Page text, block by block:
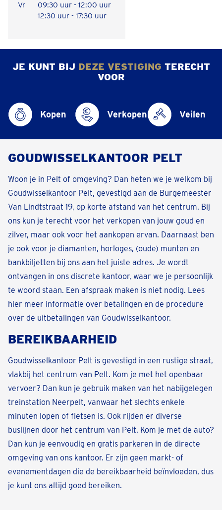
Vr
09:30 uur - 12:00 uur
12:30 uur - 17:30 uur
JE KUNT BIJ DEZE VESTIGING TERECHT
VOOR
Kopen Verkopen Veilen
GOUDWISSELKANTOOR PELT
Woon je in Pelt of omgeving? Dan heten we je welkom bij
Goudwisselkantoor Pelt, gevestigd aan de Burgemeester
Van Lindtstraat 19, op korte afstand van het centrum. Bij
ons kun je terecht voor het verkopen van jouw goud en
zilver, maar ook voor het aankopen ervan. Daarnaast ben
je ook voor je diamanten, horloges, (oude) munten en
bankbiljetten bij ons aan het juiste adres. Je wordt
ontvangen in ons discrete kantoor, waar we je persoonlijk
te woord staan. Een afspraak maken is niet nodig. Lees
hier meer informatie over betalingen en de procedure
over de uitbetalingen van Goudwisselkantoor.
BEREIKBAARHEID
Goudwisselkantoor Pelt is gevestigd in een rustige straat,
vlakbij het centrum van Pelt. Kom je met het openbaar
vervoer? Dan kun je gebruik maken van het nabijgelegen
treinstation Neerpelt, vanwaar het slechts enkele
minuten lopen of fietsen is. Ook rijden er diverse
buslijnen door het centrum van Pelt. Kom je met de auto?
Dan kun je eenvoudig en gratis parkeren in de directe
omgeving van ons kantoor. Er zijn geen markt- of
evenementdagen die de bereikbaarheid beïnvloeden, dus
je kunt ons altijd goed bereiken.